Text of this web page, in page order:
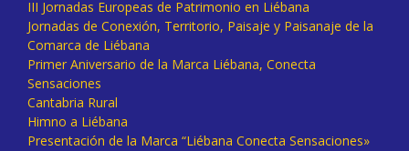
III Jornadas Europeas de Patrimonio en Liébana
Jornadas de Conexión, Territorio, Paisaje y Paisanaje de la
Comarca de Liébana
Primer Aniversario de la Marca Liébana, Conecta
Sensaciones
Cantabria Rural
Himno a Liébana
Presentación de la Marca “Liébana Conecta Sensaciones»